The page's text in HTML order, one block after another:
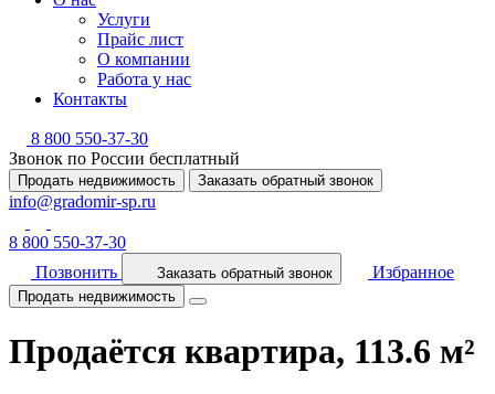
Услуги
Прайс лист
О компании
Работа у нас
Контакты
8 800 550-37-30
Звонок по России бесплатный
Продать недвижимость Заказать обратный звонок
info@gradomir-sp.ru
8 800 550-37-30
Позвонить
Заказать обратный звонок Избранное
Продать недвижимость
Продаётся квартира, 113.6 м²